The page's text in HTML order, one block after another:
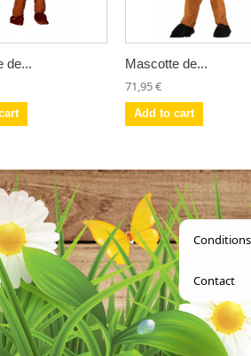
Contact
de... Mascotte de...
71,95 €
Add to cart